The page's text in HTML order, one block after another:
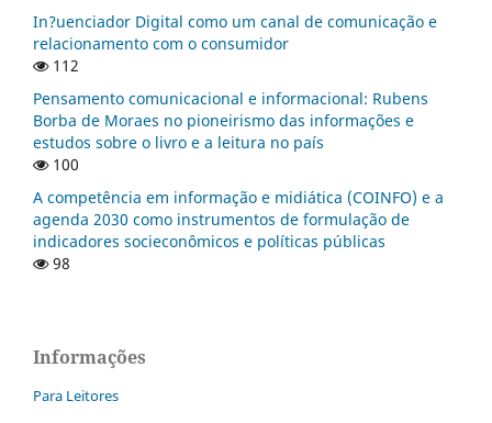
In?uenciador Digital como um canal de comunicação e
relacionamento com o consumidor
112
Pensamento comunicacional e informacional: Rubens
Borba de Moraes no pioneirismo das informações e
estudos sobre o livro e a leitura no país
100
A competência em informação e midiática (COINFO) e a
agenda 2030 como instrumentos de formulação de
indicadores socieconômicos e políticas públicas
98
Informações
Para Leitores